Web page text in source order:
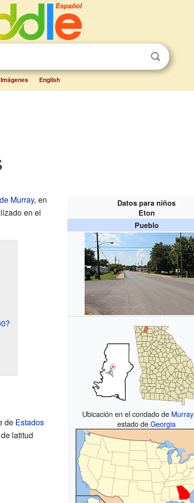
Imágenes English
Datos para niños
Eton
Pueblo
Ubicación en el condado de Murray
estado deGeorgia
Murray, en
en el
de Estados
latitud